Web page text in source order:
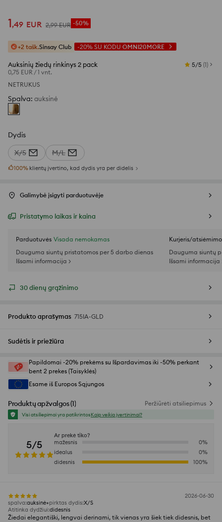
1,49 EUR 2,99 EUR -50%
+2 tašk.Sinsay Club -20% SU KODU OMNI20MORE
Auksinių žiedų rinkinys 2 pack
0,75 EUR /1 vnt.
5/5 (1)
NETRUKUS
Spalva: auksinė
Dydis
X/S
M/L
100% klientų įvertino, kad dydis yra per didelis
Galimybė įsigyti parduotuvėje
Pristatymo laikas ir kaina
Parduotuvės Visada nemokamas
Dauguma siuntų pristatomos per 5 darbo dienas
Išsami informacija >
Kurjeris/
Dauguma siuntų
Išsami informacija
30 dienų grąžinimo
Produkto aprašymas 715IA-GLD
Sudėtis ir priežiūra
Papildomai -20% prekėms su Išpardavimas iki -50% perkant
bent 2 prekes (Taisyklės)
Esame iš Europos Sąjungos
Produktų apžvalgos(1) Peržiūrėti atsiliepimus
Visi atsiliepimai yra patikrintosKaip veikia įvertinimai?
5/5
Ar prekė tiko?
mažesnis
0%
idealus
0%
didesnis
100%
2026-06-30
spalva:auksinė pirktas dydis:X/S
Atitinka dydžiui:didesnis
Žiedai elegantiški, lengvai derinami, tik vienas yra šiek tiek didesnis, bet